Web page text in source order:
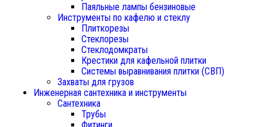
Паяльные лампы бензиновые
Инструменты по кафелю и стеклу
Плиткорезы
Стеклорезы
Стеклодомкраты
Крестики для кафельной плитки
Системы выравнивания плитки (СВП)
Захваты для грузов
Инженерная сантехника и инструменты
Сантехника
Трубы